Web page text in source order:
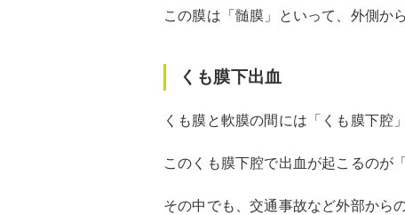
この膜は「髄膜」といって、外側か
くも膜下出血
くも膜と軟膜の間には「くも膜下腔
このくも膜下腔で出血が起こるのが
その中でも、交通事故など外部から